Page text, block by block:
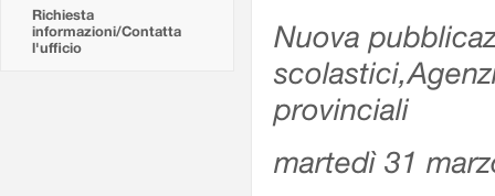
Richiesta
informazioni/Contatta
l'ufficio
Nuova
provinciali
martedì 31